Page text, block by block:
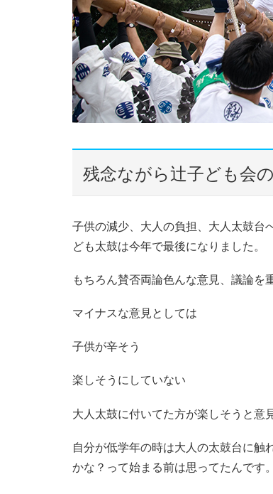
残念ながら辻子ども会
子供の減少、大人の負担、大人太鼓台
ども太鼓は今年で最後になりました。
もちろん賛否両論色んな意見、議論を
マイナスな意見としては
子供が辛そう
楽しそうにしていない
大人太鼓に付いてた方が楽しそうと意
自分が低学年の時は大人の太鼓台に触
かな？って始まる前は思ってたんです。